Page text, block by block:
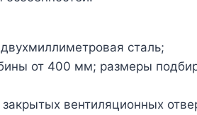
сталь;
от 400 мм; размеры
вентиляционных